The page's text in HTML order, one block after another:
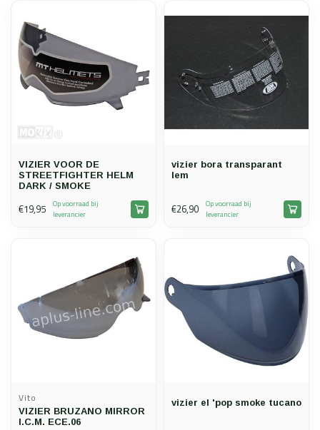
VIZIER VOOR DE
STREETFIGHTER HELM
DARK / SMOKE
€19,95
Op voorraad bij
leverancier
vizier bora transparant
lem
€26,90
Op voorraad bij
leverancier
Vito
VIZIER BRUZANO MIRROR
I.C.M. ECE.06
vizier el 'pop smoke tucano